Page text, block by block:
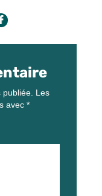
Les
avec *